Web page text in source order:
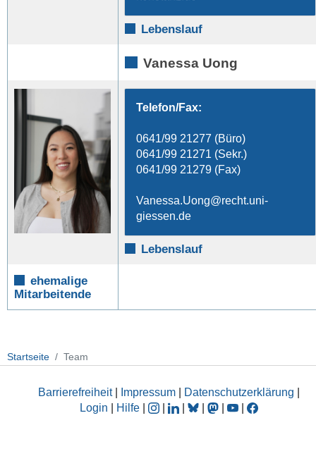
Lebenslauf
Vanessa Uong
Telefon/Fax:
0641/99 21277 (Büro)
0641/99 21271 (Sekr.)
0641/99 21279 (Fax)
Vanessa.Uong
Lebenslauf
ehemalige
Mitarbeitende
Startseite Team
Barrierefreiheit| Impressum Datenschutzerklärung
Login
Hilfe